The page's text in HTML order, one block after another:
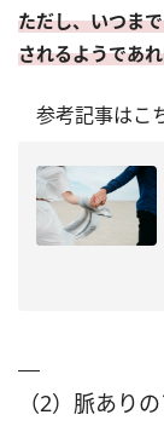
ただし、いつま
されるようであ
参考記事はこ
（2）脈あり